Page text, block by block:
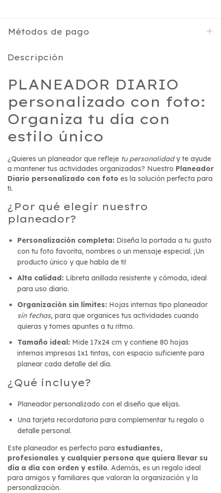
Métodos de pago
Descripción
PLANEADOR DIARIO
personalizado con foto:
Organiza tu día con
estilo único
¿Quieres un planeador que refleje tu personalidady te ayude
a mantener tus actividades organizadas? Nuestro Planeador
Diario personalizado con foto es la solución perfecta para
ti.
¿Por qué elegir nuestro
planeador?
Personalización completa: Diseña la portada a tu gusto
con tu foto favorita, nombres o un mensaje especial. ¡Un
producto único y que habla de ti!
Alta calidad: Libreta anillada resistente y cómoda, ideal
para uso diario.
Organización sin límites: Hojas internas tipo planeador
sin fechas, para que organices tus actividades cuando
quieras y tomes apuntes a tu ritmo.
Tamaño ideal: Mide 17x24 cm y contiene 80 hojas
internas impresas 1x1 tintas, con espacio suficiente para
planear cada detalle del día.
¿Qué incluye?
Planeador personalizado con el diseño que elijas.
Una tarjeta recordatoria para complementar tu regalo o
detalle personal.
Este planeador es perfecto para estudiantes,
profesionales y cualquier persona que quiera llevar su
día a día con orden y estilo. Además, es un regalo ideal
para amigos y familiares que valoran la organización y la
personalización.